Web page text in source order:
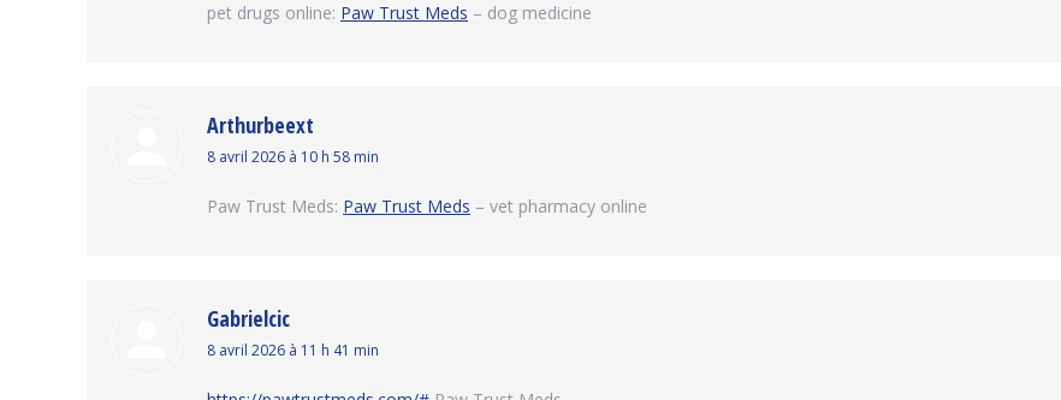
pet drugs online: Paw Trust Meds – dog medicine
Arthurbeext
dit
8 avril 2026 à 10 h 58 min
Paw Trust Meds: Paw Trust Meds – vet pharmacy online
Gabrielcic
dit
8 avril 2026 à 11 h 41 min